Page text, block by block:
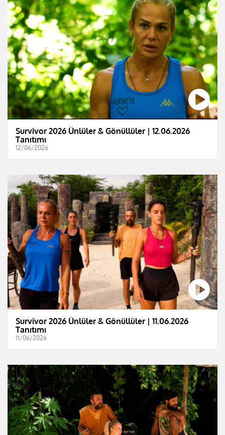
Survivor 2026 Ünlüler & Gönüllüler | 12.06.2026
Tanıtımı
12/06/2026
Survivor 2026 Ünlüler & Gönüllüler | 11.06.2026
Tanıtımı
11/06/2026